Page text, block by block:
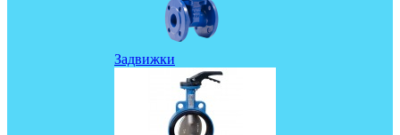
Задвижки